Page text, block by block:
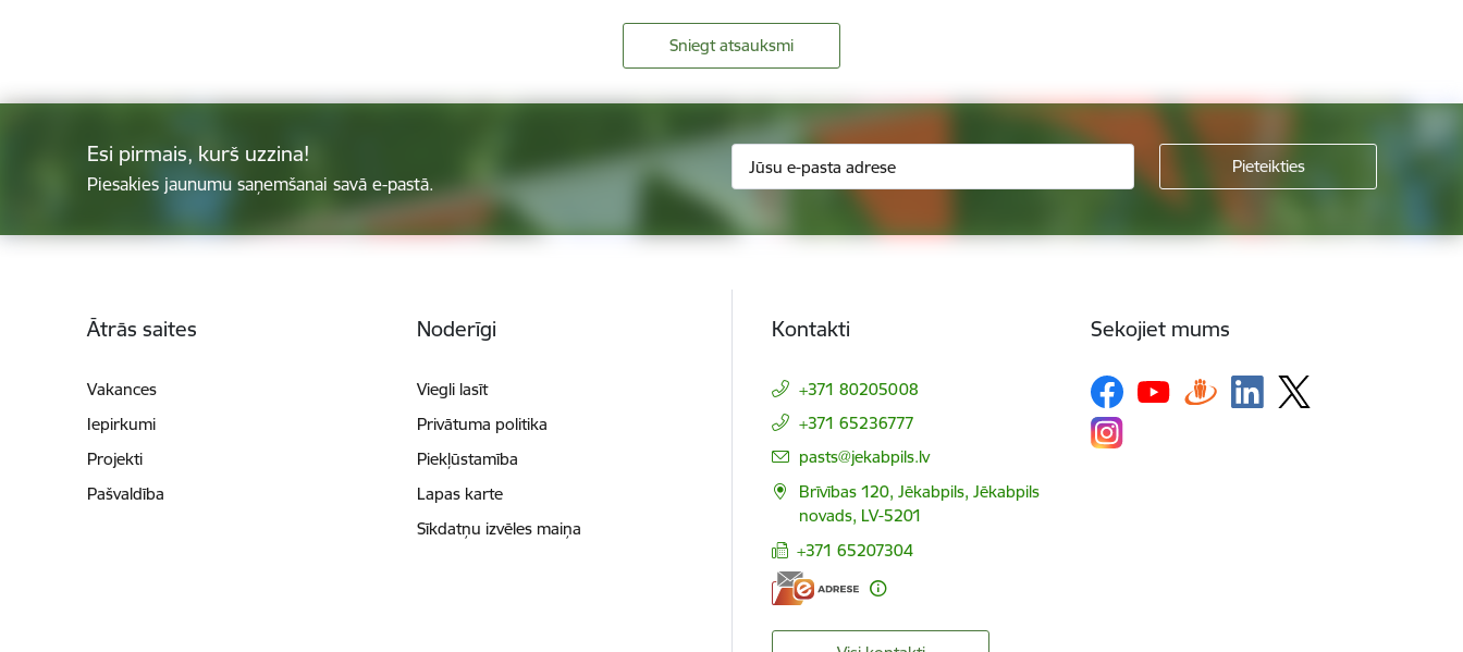
Sniegt atsauksmi
Esi pirmais, kurš uzzina!
Piesakies jaunumu saņemšanai savā e-pastā.
Ātrās saites
Vakances
Iepirkumi
Projekti
Pašvaldība
Noderīgi
Viegli lasīt
Privātuma politika
Piekļūstamība
Lapas karte
Sīkdatņu izvēles maiņa
Kontakti
+371 80205008
+371 65236777
E-pasts:
pasts@jekabpils.lv
Brīvības 120, Jēkabpils, Jēkabpils
novads, LV-5201
+371 65207304
Sekojiet mums